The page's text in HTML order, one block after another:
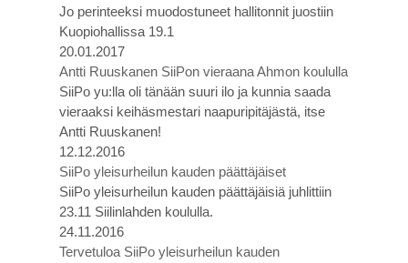
Jo perinteeksi muodostuneet hallitonnit juostiin
Kuopiohallissa 19.1
20.01.2017
Antti Ruuskanen SiiPon vieraana Ahmon koululla
SiiPo yu:lla oli tänään suuri ilo ja kunnia saada
vieraaksi keihäsmestari naapuripitäjästä, itse
Antti Ruuskanen!
12.12.2016
SiiPo yleisurheilun kauden päättäjäiset
SiiPo yleisurheilun kauden päättäjäisiä juhlittiin
23.11 Siilinlahden koululla.
24.11.2016
Tervetuloa SiiPo yleisurheilun kauden